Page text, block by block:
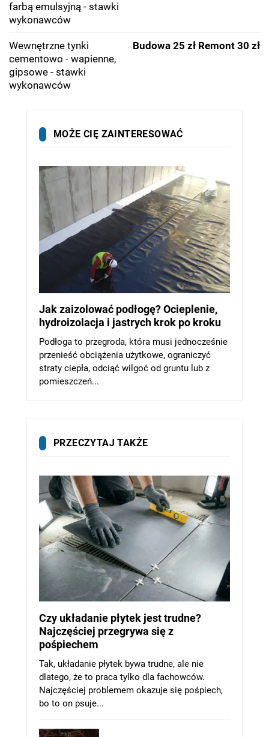
farbą emulsyjną - stawki
wykonawców
Wewnętrzne tynki
cementowo - wapienne,
gipsowe - stawki
wykonawców
Budowa 25 zł Remont 30 zł
MOŻE CIĘ ZAINTERESOWAĆ
Jak zaizolować podłogę? Ocieplenie,
hydroizolacja i jastrych krok po kroku
Podłoga to przegroda, która musi jednocześnie
przenieść obciążenia użytkowe, ograniczyć
straty ciepła, odciąć wilgoć od gruntu lub z
pomieszczeń...
PRZECZYTAJ TAKŻE
Czy układanie płytek jest trudne?
Najczęściej przegrywa się z
pośpiechem
Tak, układanie płytek bywa trudne, ale nie
dlatego, że to praca tylko dla fachowców.
Najczęściej problemem okazuje się pośpiech,
bo to on psuje...